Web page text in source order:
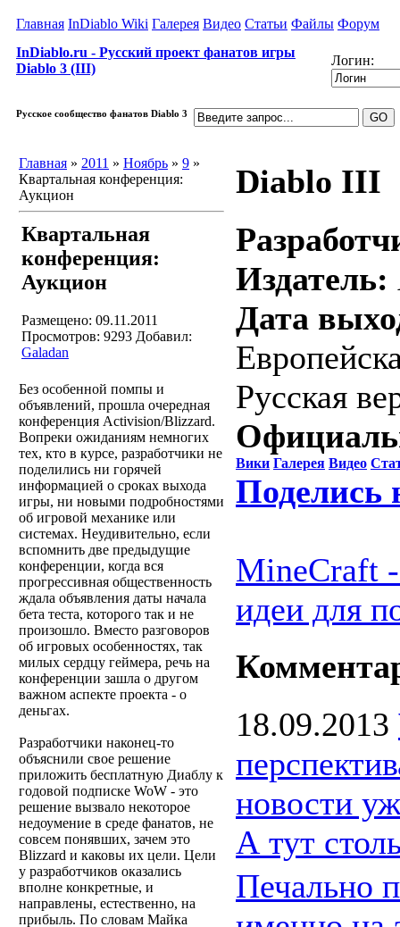
Главная InDiablo Wiki Галерея Видео Статьи Файлы Форум
InDiablo.ru - Русский проект фанатов игры
Diablo 3 (III)
Логин:
Русское сообщество фанатов Diablo 3
Главная » 2011 » Ноябрь » 9 »
Квартальная конференция:
Аукцион
Квартальная
конференция:
Аукцион
Размещено: 09.11.2011
Просмотров: 9293 Добавил:
Galadan
Без особенной помпы и
объявлений, прошла очередная
конференция Activision/Blizzard.
Вопреки ожиданиям немногих
тех, кто в курсе, разработчики не
поделились ни горячей
информацией о сроках выхода
игры, ни новыми подробностями
об игровой механике или
системах. Неудивительно, если
вспомнить две предыдущие
конференции, когда вся
прогрессивная общественность
ждала объявления даты начала
бета теста, которого так и не
произошло. Вместо разговоров
об игровых особенностях, так
милых сердцу геймера, речь на
конференции зашла о другом
важном аспекте проекта - о
деньгах.
Разработчики наконец-то
объяснили свое решение
приложить бесплатную Диаблу к
годовой подписке WoW - это
решение вызвало некоторое
недоумение в среде фанатов, не
совсем понявших, зачем это
Blizzard и каковы их цели. Цели
у разработчиков оказались
вполне конкретные, и
направлены, естественно, на
прибыль. По словам Майка
Diablo III
Издатель:
Дата
Русская
Вики Галерея Видео
Поделись
MineCraft
идеи для
18.09.2013
новости
А тут
Печально